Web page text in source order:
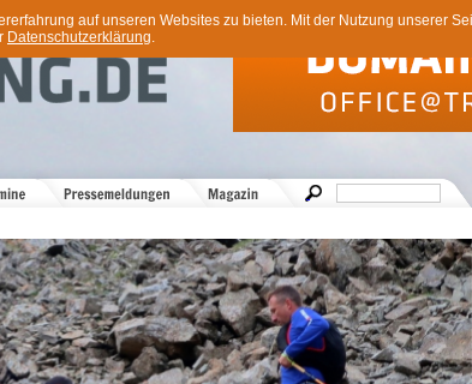
auf unseren Websites zu bieten. Mit der Nutzung unserer
Datenschutzerklärung.